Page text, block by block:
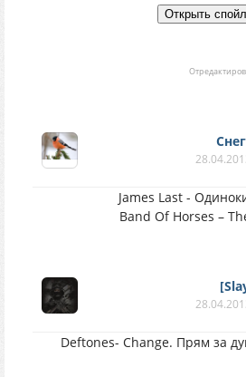
James Last -
Band Of Horses –
Deftones- Change. Прям за